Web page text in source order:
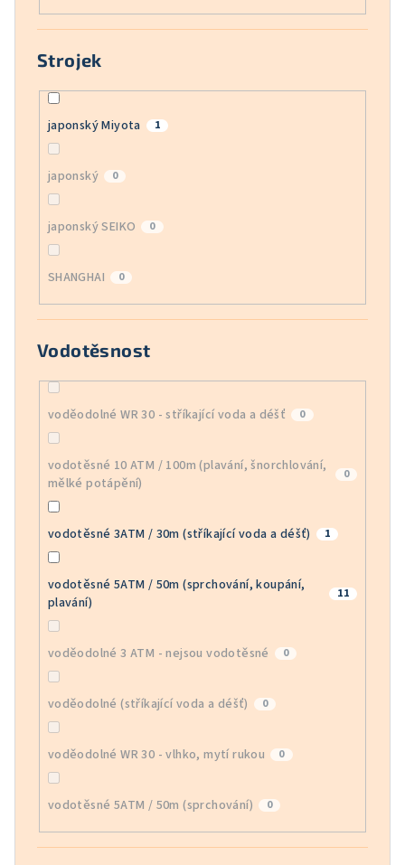
Strojek
japonský Miyota 1
japonský 0
japonský SEIKO 0
SHANGHAI 0
Vodotěsnost
voděodolné WR 30 - stříkající voda a déšť 0
vodotěsné 10 ATM / 100m (plavání, šnorchlování,
mělké potápění)
0
vodotěsné 3ATM / 30m (stříkající voda a déšť) 1
vodotěsné 5ATM / 50m (sprchování, koupání,
plavání)
11
voděodolné 3 ATM - nejsou vodotěsné 0
voděodolné (stříkající voda a déšť) 0
voděodolné WR 30 - vlhko, mytí rukou 0
vodotěsné 5ATM / 50m (sprchování) 0